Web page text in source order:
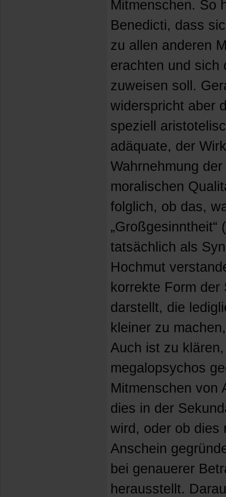
Mitmenschen. So
Benedicti, dass
zu allen anderen
erachten und sich
zuweisen soll.
widerspricht aber
speziell
adäquate, der
Wahrnehmung
moralischen
folglich, ob das,
tatsächlich als
Hochmut
korrekte Form
darstellt, die
kleiner zu
Auch ist zu
megalopsychos
Mitmenschen von
dies in der
wird, oder ob dies
Anschein
bei genauerer
herausstellt.